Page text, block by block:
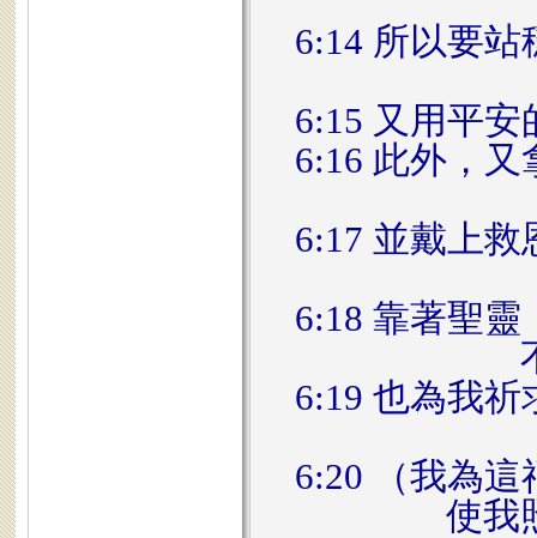
6:14 所以要
6:15 又用平
6:16 此外，
6:17 並戴上
6:18 靠著聖
6:19 也為我
6:20 （我為
使我